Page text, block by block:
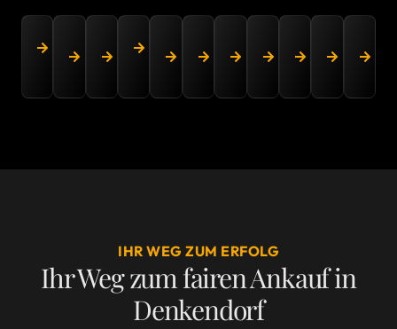
Erbschaftsverwertung
Denkendorf
Professioneller
Gemäldeankauf
Seriöser
Goldankauf:DenkendorfLuxusuhrenankauf
AnkaufNachlassankauf
Porzellanankauf
durch
IHR WEG ZUM ERFOLG
Ihr Weg zum fairen Ankauf in
Denkendorf